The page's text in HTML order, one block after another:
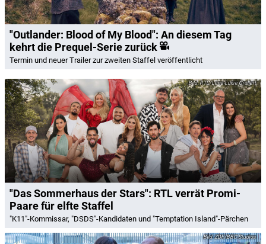
"Outlander: Blood of My Blood": An diesem Tag
kehrt die Prequel-Serie zurück
Termin und neuer Trailer zur zweiten Staffel veröffentlicht
RTL/Lena-Luise Grellert
"Das Sommerhaus der Stars": RTL verrät Promi-
Paare für elfte Staffel
"K11"-Kommissar, "DSDS"-Kandidaten und "Temptation Island"-Pärchen
ZDF/BBC Studios